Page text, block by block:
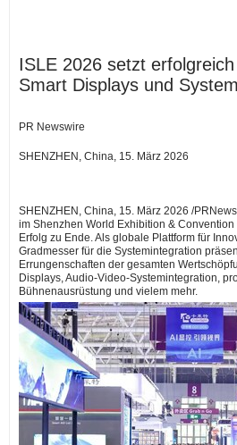
ISLE 2026 setzt
Smart Displays und
PR Newswire
SHENZHEN, China, 15. März 2026
SHENZHEN, China, 15. März 2026 /
im Shenzhen World Exhibition &
Erfolg zu Ende. Als globale Plattform für
Gradmesser für die Systemintegration
Errungenschaften der gesamten
Displays, Audio-Video-Systemintegration,
Bühnenausrüstung und vielem mehr.